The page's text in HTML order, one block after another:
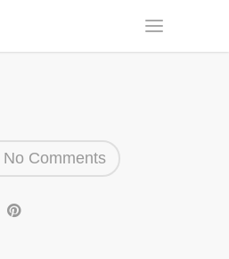
No Comments